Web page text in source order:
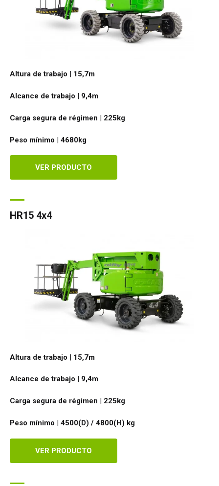
Altura de trabajo | 15,7m
Alcance de trabajo | 9,4m
Carga segura de régimen | 225kg
Peso mínimo | 4680kg
VER PRODUCTO
HR15 4x4
Altura de trabajo | 15,7m
Alcance de trabajo | 9,4m
Carga segura de régimen | 225kg
Peso mínimo | 4500(D) / 4800(H) kg
VER PRODUCTO